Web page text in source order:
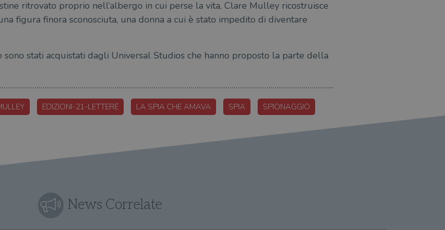
ritrovato proprio nell’albergo in cui perse la vita, Clare Mulley ricostruisce
figura finora sconosciuta, una donna a cui è stato impedito di diventare
stati acquistati dagli Universal Studios che hanno proposto la parte della
EDIZIONI-21-LETTERE LA SPIA CHE AMAVA SPIA SPIONAGGIO
News Correlate